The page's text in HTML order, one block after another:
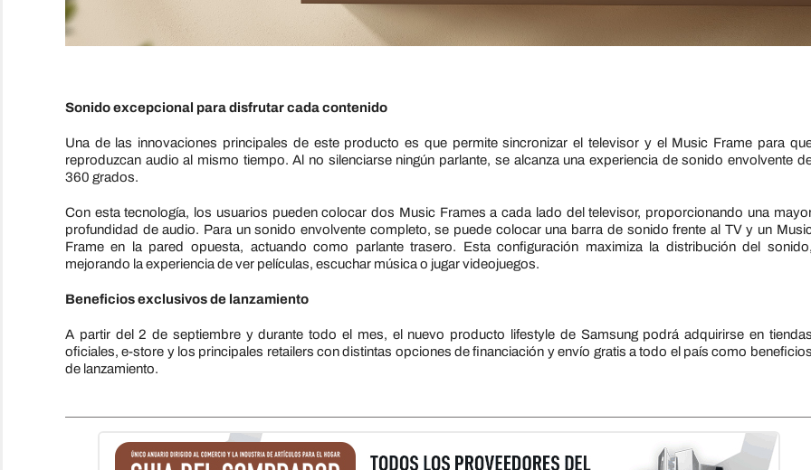
Sonido excepcional para disfrutar cada contenido
Una de las innovaciones principales de este producto es que permite sincronizar el televisor y el Music Frame para
reproduzcan audio al mismo tiempo. Al no silenciarse ningún parlante, se alcanza una experiencia de sonido envolvente
360 grados.
Con esta tecnología, los usuarios pueden colocar dos Music Frames a cada lado del televisor, proporcionando una
profundidad de audio. Para un sonido envolvente completo, se puede colocar una barra de sonido frente al TV y un
Frame en la pared opuesta, actuando como parlante trasero. Esta configuración maximiza la distribución del sonido,
mejorando la experiencia de ver películas, escuchar música o jugar videojuegos.
Beneficios exclusivos de lanzamiento
A partir del 2 de septiembre y durante todo el mes, el nuevo producto lifestyle de Samsung podrá adquirirse en tiendas
oficiales, e-store y los principales retailers con distintas opciones de financiación y envío gratis a todo el país como beneficios
de lanzamiento.